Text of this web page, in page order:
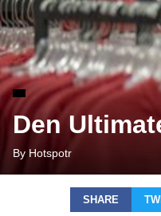
Den
By Hotspotr
SHARE